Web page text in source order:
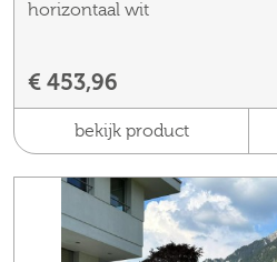
horizontaal wit
€ 453,96
bekijk product